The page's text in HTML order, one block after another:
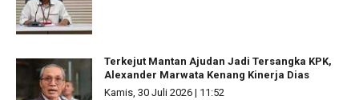
Terkejut Mantan Ajudan Jadi Tersangka KPK,
Alexander Marwata Kenang Kinerja Dias
Kamis, 30 Juli 2026 | 11:52